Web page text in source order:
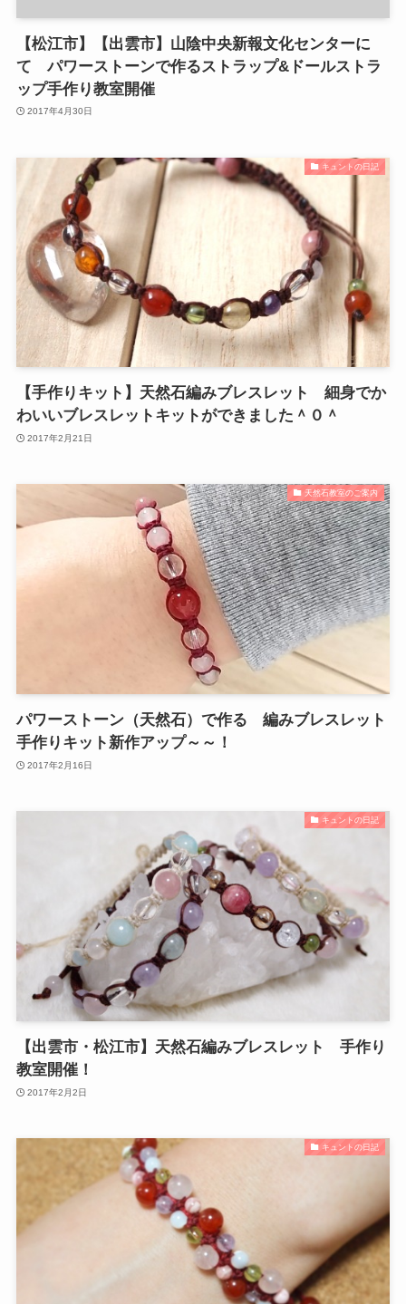
【松江市】【出雲市】山陰中央新報文化センターに
て パワーストーンで作るストラップ&ドールストラ
ップ手作り教室開催
2017年4月30日
キュントの日記
【手作りキット】天然石編みブレスレット 細身でか
わいいブレスレットキットができました＾０＾
2017年2月21日
天然石教室のご案内
パワーストーン（天然石）で作る 編みブレスレット
手作りキット新作アップ～～！
2017年2月16日
キュントの日記
【出雲市・松江市】天然石編みブレスレット 手作り
教室開催！
2017年2月2日
キュントの日記